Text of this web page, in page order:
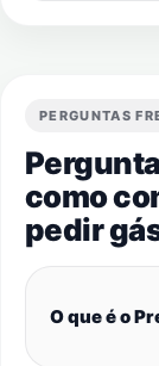
PERGUNTAS
como
pedir
O que é o